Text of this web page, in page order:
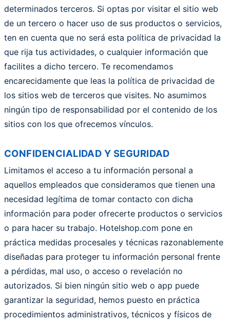
determinados terceros. Si optas por visitar el sitio web
de un tercero o hacer uso de sus productos o servicios,
ten en cuenta que no será esta política de privacidad la
que rija tus actividades, o cualquier información que
facilites a dicho tercero. Te recomendamos
encarecidamente que leas la política de privacidad de
los sitios web de terceros que visites. No asumimos
ningún tipo de responsabilidad por el contenido de los
sitios con los que ofrecemos vínculos.
CONFIDENCIALIDAD Y SEGURIDAD
Limitamos el acceso a tu información personal a
aquellos empleados que consideramos que tienen una
necesidad legítima de tomar contacto con dicha
información para poder ofrecerte productos o servicios
o para hacer su trabajo. Hotelshop.com pone en
práctica medidas procesales y técnicas razonablemente
diseñadas para proteger tu información personal frente
a pérdidas, mal uso, o acceso o revelación no
autorizados. Si bien ningún sitio web o app puede
garantizar la seguridad, hemos puesto en práctica
procedimientos administrativos, técnicos y físicos de